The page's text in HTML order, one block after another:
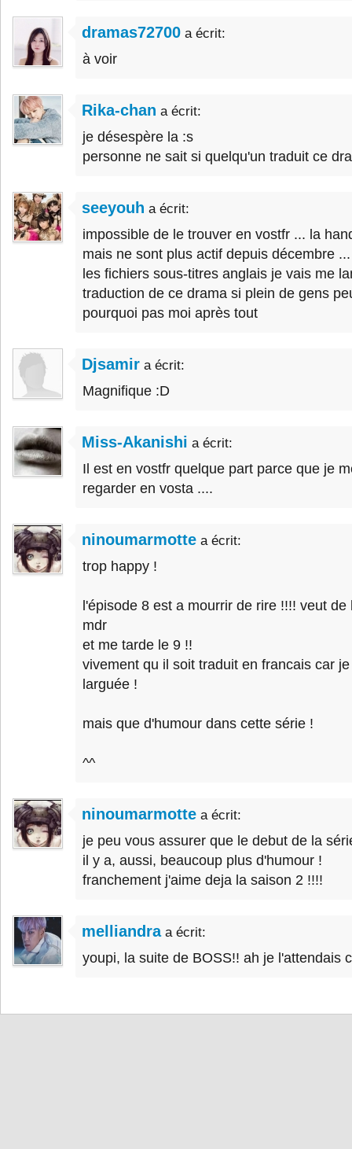
dramas72700 a écrit:
à voir
Rika-chan a écrit:
je désespère la :s
personne ne sait si quelqu'un traduit ce
seeyouh a écrit:
impossible de le trouver en vostfr ... la
mais ne sont plus actif depuis décembre
les fichiers sous-titres anglais je vais me
traduction de ce drama si plein de gens
pourquoi pas moi après tout
Djsamir a écrit:
Magnifique :D
Miss-Akanishi a écrit:
Il est en vostfr quelque part parce que je
regarder en vosta ....
ninoumarmotte a écrit:
trop happy !
l'épisode 8 est a mourrir de rire !!!! veut de
mdr
et me tarde le 9 !!
vivement qu il soit traduit en francais car
larguée !
mais que d'humour dans cette série !
^^
ninoumarmotte a écrit:
je peu vous assurer que le debut de la
il y a, aussi, beaucoup plus d'humour !
franchement j'aime deja la saison 2 !!!!
melliandraa écrit:
youpi, la suite de BOSS!! ah je l'attendais